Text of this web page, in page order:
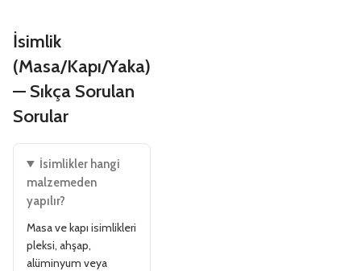
İsimlik
(Masa/Kapı/Yaka)
— Sıkça Sorulan
Sorular
İsimlikler hangi
malzemeden
yapılır?
Masa ve kapı isimlikleri
pleksi, ahşap,
alüminyum veya